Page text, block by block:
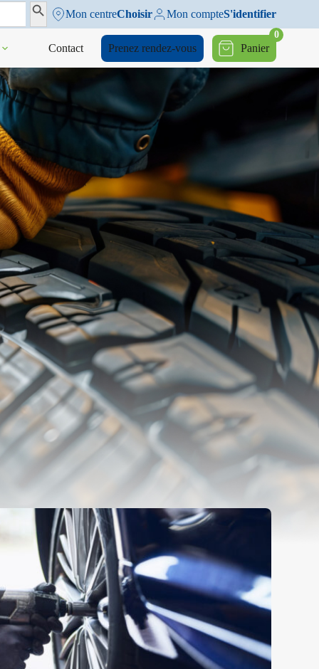
Search ButtonMon centreChoisir Mon compteS'identifier
Contact Prenez rendez-vous Panier
0